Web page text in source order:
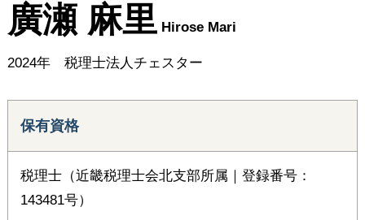
廣瀬 麻里Hirose Mari
2024年 税理士法人チェスター
保有資格
税理士（近畿税理士会北支部所属｜登録番号：
143481号）